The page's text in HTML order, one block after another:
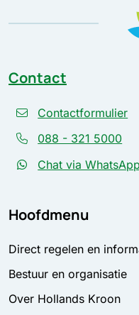
Contact
Contactformulier
088 - 321 5000
Chat via WhatsApp
Hoofdmenu
Direct regelen en
Bestuur en organisatie
Over Hollands Kroon